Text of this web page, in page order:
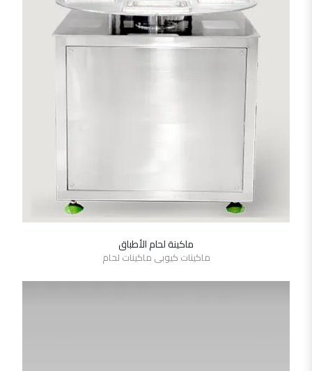
SHOW DETAILS
ماكينة لحام الأطباق
ماكينات كيوبى ماكينات لحام